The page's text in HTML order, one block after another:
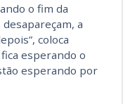
o fim da
a
coloca
esperando o
esperando por